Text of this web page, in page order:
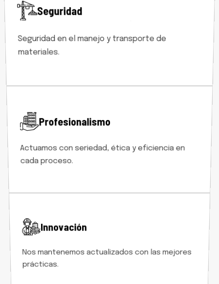
Seguridad
Seguridad en el manejo y transporte de
materiales.
Profesionalismo
Actuamos con seriedad, ética y eficiencia en
cada proceso.
Innovación
Nos mantenemos actualizados con las mejores
prácticas.